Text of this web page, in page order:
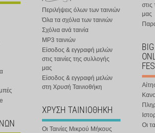
Περιλήψεις όλων των ταινιών
Όλα τα σχόλια των ταινιών
Σχόλια ανά ταινία
MP3 ταινιών
Είσοδος & εγγραφή μελών
στις ταινίες της συλλογής
μας
Είσοδος & εγγραφή μελών
στη Χρυσή Ταινιοθήκη
ΧΡΥΣΗ ΤΑΙΝΙΟΘΗΚΗ
Οι Ταινίες Μικρού Μήκους
στις
μας
Οι